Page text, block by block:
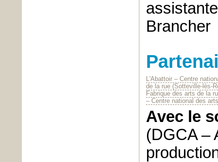
Brancher
L'Abattoir – Centre
de la rue (Sotteville-lès-
Fabrique des arts de la
– Centre national des
Avec le
(DGCA –